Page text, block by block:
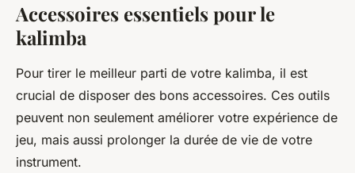
Accessoires essentiels pour le
kalimba
Pour tirer le meilleur parti de votre kalimba, il est
crucial de disposer des bons accessoires. Ces outils
peuvent non seulement améliorer votre expérience de
jeu, mais aussi prolonger la durée de vie de votre
instrument.